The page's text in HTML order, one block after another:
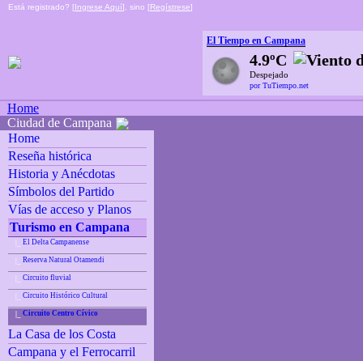
Está registrado? [Ingrese Aquí], sino [Regístrese]
El Tiempo en Campana
4.9ºC
Despejado
por TuTiempo.net
Home
Ciudad de Campana
Home
Reseña histórica
Historia y Anécdotas
Símbolos del Partido
Vías de acceso y Planos
Turismo en Campana
El Delta Campanense
Reserva Natural Otamendi
Circuito fluvial
Circuito Histórico Cultural
Circuito Centro Cívico
La Casa de los Costa
Campana y el Ferrocarril